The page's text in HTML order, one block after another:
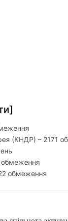
(КНДР) – 2171
обмеження
обмеження